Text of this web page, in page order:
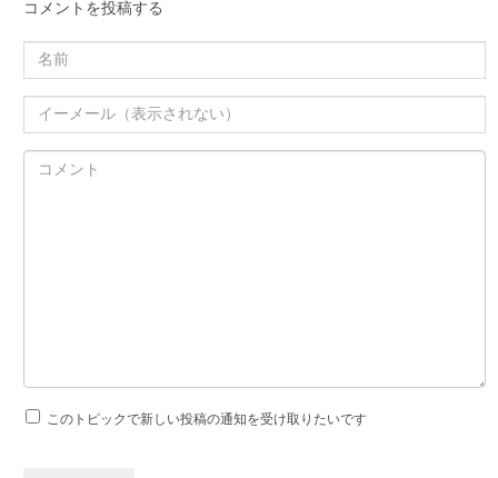
コメントを投稿する
このトピックで新しい投稿の通知を受け取りたいです